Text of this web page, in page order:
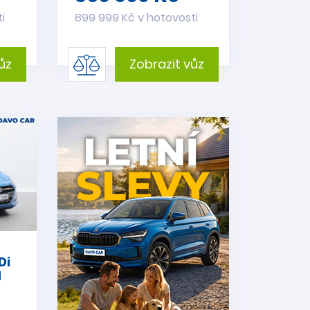
899 999 Kč v hotovosti
Zobrazit vůz